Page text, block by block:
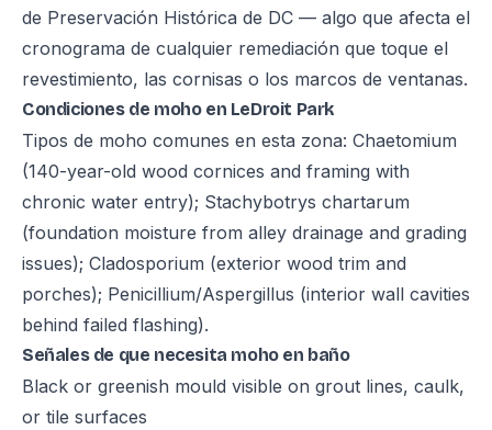
de Preservación Histórica de DC — algo que afecta el
cronograma de cualquier remediación que toque el
revestimiento, las cornisas o los marcos de ventanas.
Condiciones de moho en LeDroit Park
Tipos de moho comunes en esta zona: Chaetomium
(140-year-old wood cornices and framing with
chronic water entry); Stachybotrys chartarum
(foundation moisture from alley drainage and grading
issues); Cladosporium (exterior wood trim and
porches); Penicillium/Aspergillus (interior wall cavities
behind failed flashing).
Señales de que necesita moho en baño
Black or greenish mould visible on grout lines, caulk,
or tile surfaces